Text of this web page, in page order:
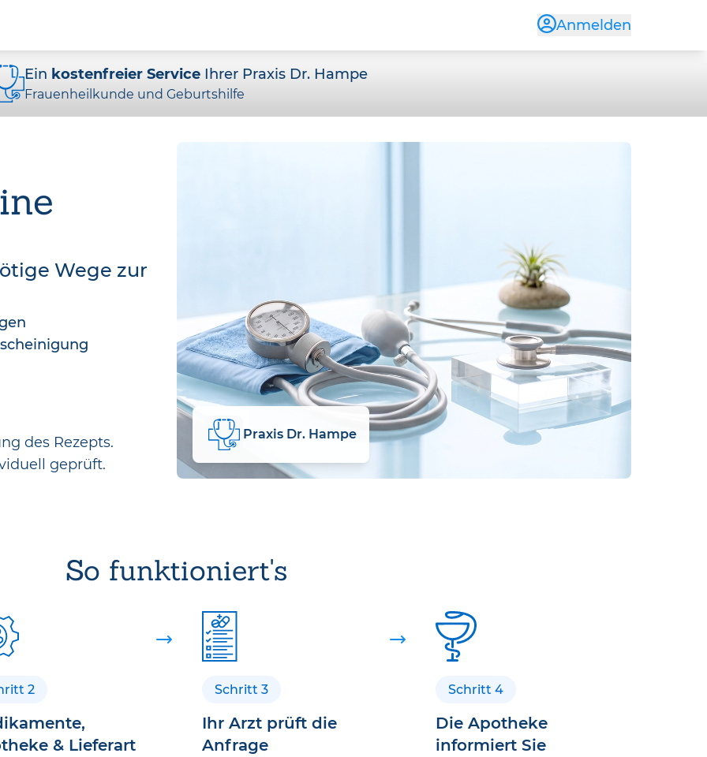
Anmelden
Ein kostenfreier ServiceIhrer Praxis Dr. Hampe
Frauenheilkunde und Geburtshilfe
Wege zur
des Rezepts.
geprüft.
Praxis Dr. Hampe
So funktioniert's
2
& Lieferart
Schritt 3
Ihr Arzt prüft die
Anfrage
Schritt 4
Die Apotheke
informiert Sie